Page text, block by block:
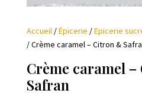
Accueil /Épicerie /Epicerie
/ Crème caramel – Citron &
Crème caramel
Safran